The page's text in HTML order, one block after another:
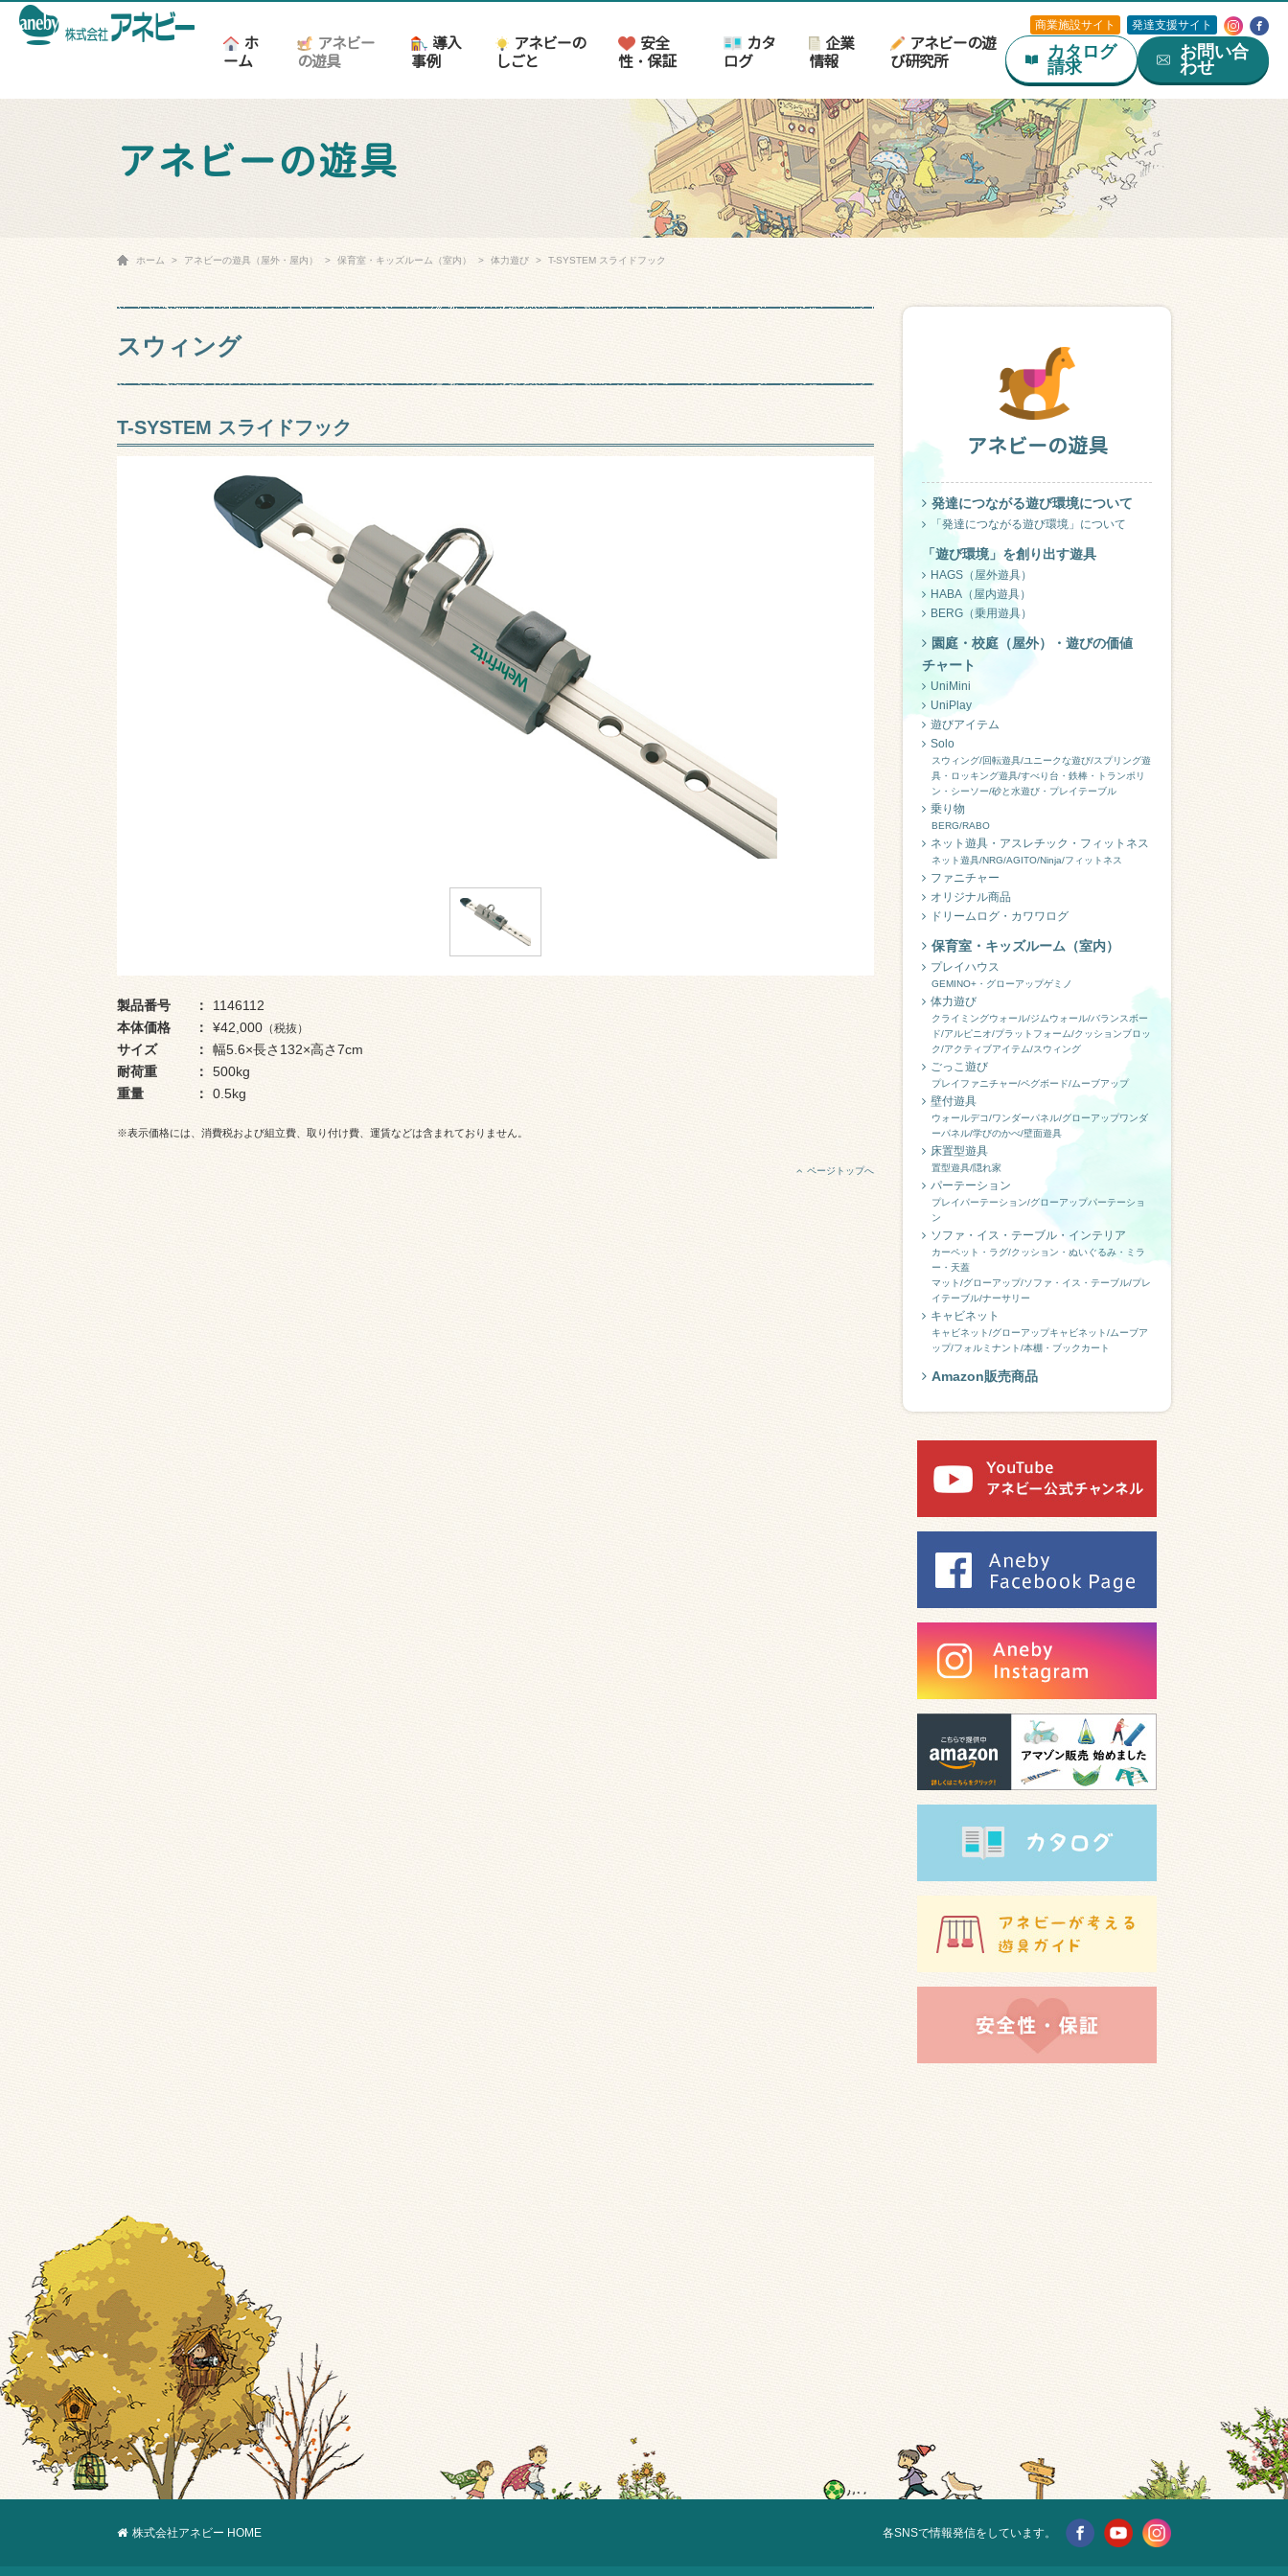
商業施設サイト 発達支援サイト
ホ
ーム
アネビー
の遊具
導入
事例
アネビーの
しごと
安全
性・保証
カタ
ログ
企業
情報
アネビーの遊
び研究所
カタログ
請求
お問い合
わせ
アネビーの遊具
ホーム アネビーの遊具（屋外・屋内） 保育室・キッズルーム（室内） 体力遊び T-SYSTEM スライドフック
スウィング
T-SYSTEM スライドフック
製品番号
1146112
本体価格
¥42,000 （税抜）
サイズ
幅5.6×長さ132×高さ7cm
耐荷重
500kg
重量
0.5kg
※表示価格には、消費税および組立費、取り付け費、運賃などは含まれておりません。
ページトップへ
アネビーの遊具
発達につながる遊び環境について
「発達につながる遊び環境」について
「遊び環境」を創り出す遊具
HAGS（屋外遊具）
HABA（屋内遊具）
BERG（乗用遊具）
園庭・校庭（屋外）・遊びの価値
チャート
UniMini
UniPlay
遊びアイテム
Solo
スウィング/回転遊具/ユニークな遊び/スプリング遊
具・ロッキング遊具/すべり台・鉄棒・トランポリ
ン・シーソー/砂と水遊び・プレイテーブル
乗り物
BERG/RABO
ネット遊具・アスレチック・フィットネス
ネット遊具/NRG/AGITO/Ninja/フィットネス
ファニチャー
オリジナル商品
ドリームログ・カワワログ
保育室・キッズルーム（室内）
プレイハウス
GEMINO+・グローアップゲミノ
体力遊び
クライミングウォール/ジムウォール/バランスボー
ド/アルピニオ/プラットフォーム/クッションブロッ
ク/アクティブアイテム/スウィング
ごっこ遊び
プレイファニチャー/ペグボード/ムーブアップ
壁付遊具
ウォールデコ/ワンダーパネル/グローアップワンダ
ーパネル/学びのかべ/壁面遊具
床置型遊具
置型遊具/隠れ家
パーテーション
プレイパーテーション/グローアップパーテーショ
ン
ソファ・イス・テーブル・インテリア
カーペット・ラグ/クッション・ぬいぐるみ・ミラ
ー・天蓋
マット/グローアップ/ソファ・イス・テーブル/プレ
イテーブル/ナーサリー
キャビネット
キャビネット/グローアップキャビネット/ムーブア
ップ/フォルミナント/本棚・ブックカート
Amazon販売商品
株式会社アネビー HOME 各SNSで情報発信をしています。